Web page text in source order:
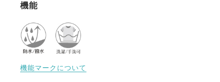
機能
機能マークについて